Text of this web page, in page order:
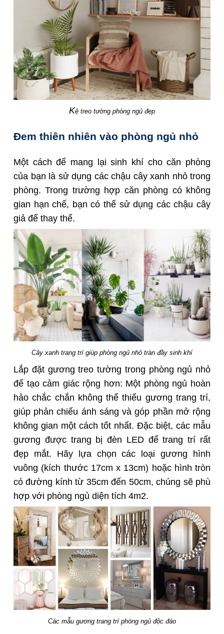
Kệ treo tường phòng ngủ đẹp
Đem thiên nhiên vào phòng ngủ nhỏ
Một cách để mang lại sinh khí cho căn phòng
của bạn là sử dụng các chậu cây xanh nhỏ trong
phòng. Trong trường hợp căn phòng có không
gian hạn chế, bạn có thể sử dụng các chậu cây
giả để thay thế.
Cây xanh trang trí giúp phòng ngủ nhỏ tràn đầy sinh khí
Lắp đặt gương treo tường trong phòng ngủ nhỏ
để tạo cảm giác rộng hơn: Một phòng ngủ hoàn
hảo chắc chắn không thể thiếu gương trang trí,
giúp phản chiếu ánh sáng và góp phần mở rộng
không gian một cách tốt nhất. Đặc biệt, các mẫu
gương được trang bị đèn LED để trang trí rất
đẹp mắt. Hãy lựa chọn các loại gương hình
vuông (kích thước 17cm x 13cm) hoặc hình tròn
có đường kính từ 35cm đến 50cm, chúng sẽ phù
hợp với phòng ngủ diện tích 4m2.
Các mẫu gương trang trí phòng ngủ độc đáo